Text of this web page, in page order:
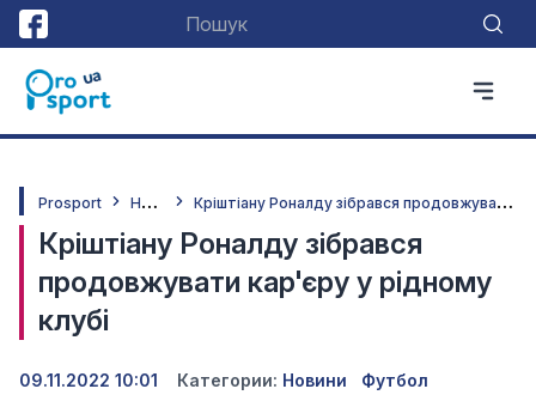
Prosport Н
овини К
ріштіану Роналду зібрався продовжувати кар'єру у рідному клубі
Кріштіану Роналду зібрався
продовжувати кар'єру у рідному
клубі
09.11.2022 10:01 Категории: Новини Футбол